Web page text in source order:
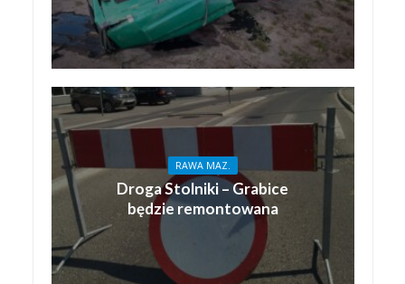
RAWA MAZ.
Droga Stolniki – Grabice
będzie remontowana